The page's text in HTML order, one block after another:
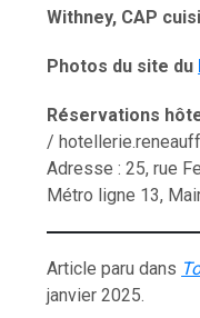
Withney, CAP
Photos du site du
Réservations
/
Adresse : 25, rue
Métro ligne 13,
Article paru dans
janvier 2025.